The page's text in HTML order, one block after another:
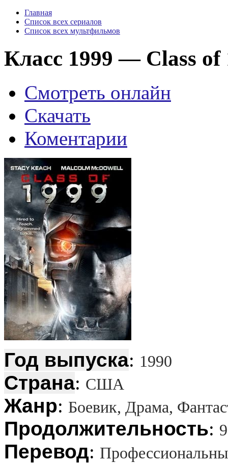
Главная
Список всех сериалов
Список всех мультфильмов
Класс 1999 — Class of
Смотреть онлайн
Скачать
Коментарии
Год выпуска: 1990
Страна: США
Жанр: Боевик, Драма,
Продолжительность:
Перевод: